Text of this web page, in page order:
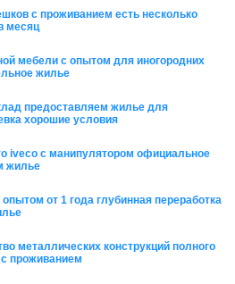
с проживанием есть несколько
месяц
мебели с опытом для иногородних
жилье
предоставляем жилье для
хорошие условия
iveco с манипулятором официальное
жилье
от 1 года глубинная переработка
металлических конструкций полного
проживанием